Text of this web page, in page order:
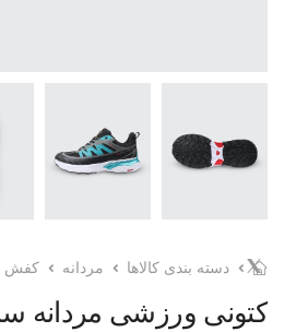
دسته بندی کالاها مردانه کفش